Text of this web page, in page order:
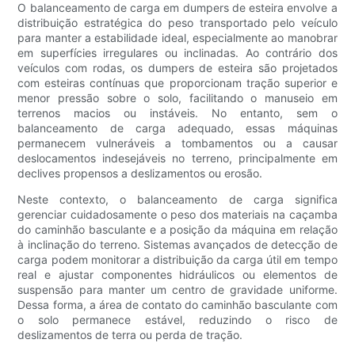
O balanceamento de carga em dumpers de esteira envolve a
distribuição estratégica do peso transportado pelo veículo
para manter a estabilidade ideal, especialmente ao manobrar
em superfícies irregulares ou inclinadas. Ao contrário dos
veículos com rodas, os dumpers de esteira são projetados
com esteiras contínuas que proporcionam tração superior e
menor pressão sobre o solo, facilitando o manuseio em
terrenos macios ou instáveis. No entanto, sem o
balanceamento de carga adequado, essas máquinas
permanecem vulneráveis ​​a tombamentos ou a causar
deslocamentos indesejáveis ​​no terreno, principalmente em
declives propensos a deslizamentos ou erosão.
Neste contexto, o balanceamento de carga significa
gerenciar cuidadosamente o peso dos materiais na caçamba
do caminhão basculante e a posição da máquina em relação
à inclinação do terreno. Sistemas avançados de detecção de
carga podem monitorar a distribuição da carga útil em tempo
real e ajustar componentes hidráulicos ou elementos de
suspensão para manter um centro de gravidade uniforme.
Dessa forma, a área de contato do caminhão basculante com
o solo permanece estável, reduzindo o risco de
deslizamentos de terra ou perda de tração.